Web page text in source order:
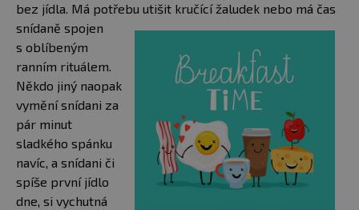
bez jídla. Má potřebu utišit kručící žaludek nebo má čas
snídaně spojen
s oblíbeným
ranním rituálem.
Někdo jiný naopak
vymění snídani za
pár minut
sladkého spánku
navíc, a snídani či
spíše první jídlo
dne, si vychutná